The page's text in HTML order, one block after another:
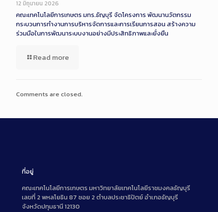
12 มิถุนายน 2026
คณะเทคโนโลยีการเกษตร มทร.ธัญบุรี จัดโครงการ พัฒนานวัตกรรม
กระบวนการทำงานการบริหารจัดการและการเรียนการสอน สร้างความ
ร่วมมือในการพัฒนาระบบงานอย่างมีประสิทธิภาพและยั่งยืน
Read more
Comments are closed.
ที่อยู่
คณะเทคโนโลยีการเกษตร มหาวิทยาลัยเทคโนโลยีราชมงคลธัญบุรี
เลขที่ 2 พหลโยธิน 87 ซอย 2 ตำบลประชาธิปัตย์ อำเภอธัญบุรี
จังหวัดปทุมธานี 12130